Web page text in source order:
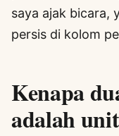
saya ajak bicara,
persis di kolom
Kenapa
adalah